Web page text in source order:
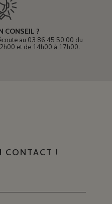
CONSEIL ?
au 03 86 45 50 00 du
et de 14h00 à 17h00.
CONTACT !